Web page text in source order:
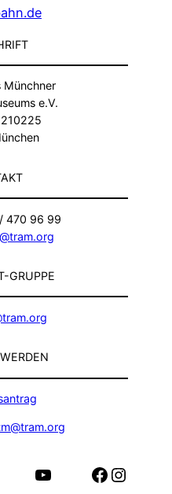
Münchner
e.V.
470 96 99
GRUPPE
Facebook Instagram
YouTube